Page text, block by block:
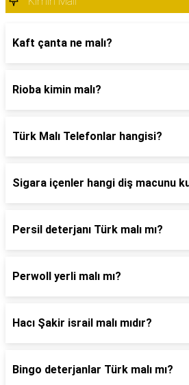
Kaft çanta ne malı?
Rioba kimin malı?
Türk Malı Telefonlar hangisi?
Sigara içenler hangi diş macunu
Persil deterjanı Türk malı mı?
Perwoll yerli malı mı?
Hacı Şakir israil malı mıdır?
Bingo deterjanlar Türk malı mı?